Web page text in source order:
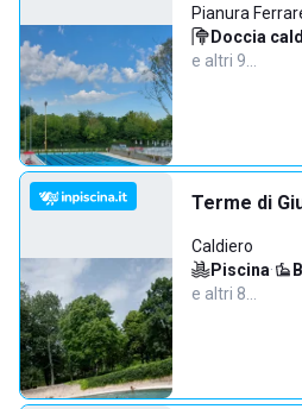
Pianura
Doccia
e altri 9…
Terme di
Caldiero
Piscina·
e altri 8…